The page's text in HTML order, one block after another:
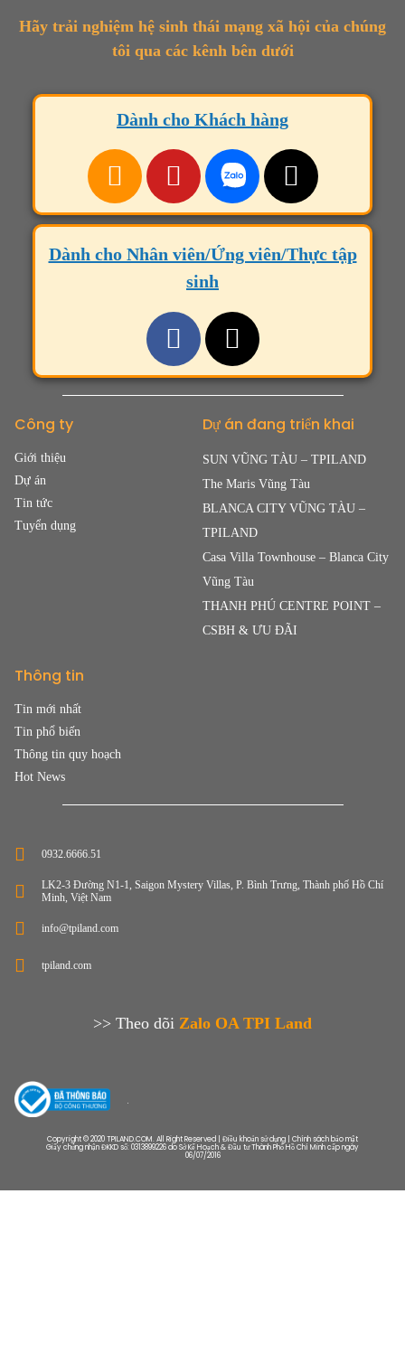
Hãy trải nghiệm hệ sinh thái mạng xã hội của chúng
tôi qua các kênh bên dưới
Dành cho Khách hàng
Dành cho Nhân viên/Ứng viên/Thực tập
sinh
Công ty
Giới thiệu
Dự án
Tin tức
Tuyển dụng
Dự án đang triển khai
SUN VŨNG TÀU – TPILAND
The Maris Vũng Tàu
BLANCA CITY VŨNG TÀU –
TPILAND
Casa Villa Townhouse – Blanca City
Vũng Tàu
THANH PHÚ CENTRE POINT –
CSBH & ƯU ĐÃI
Thông tin
Tin mới nhất
Tin phổ biến
Thông tin quy hoạch
Hot News
0932.6666.51
LK2-3 Đường N1-1, Saigon Mystery Villas, P. Bình Trưng, Thành phố Hồ Chí
Minh, Việt Nam
info@tpiland.com
tpiland.com
>> Theo dõi Zalo OA TPI Land
Copyright © 2020 TPILAND.COM. All Right Reserved | Điều khoản sử dụng | Chính sách bảo mật
Giấy chứng nhận ĐKKD số: 0313899226 do Sở Kế Hoạch & Đầu tư Thành Phố Hồ Chí Minh cấp ngày
06/07/2016